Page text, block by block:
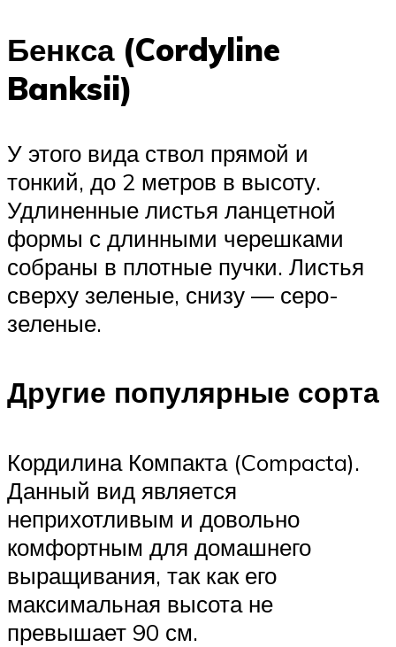
Бенкса (Cordyline
Banksii)
У этого вида ствол прямой и
тонкий, до 2 метров в высоту.
Удлиненные листья ланцетной
формы с длинными черешками
собраны в плотные пучки. Листья
сверху зеленые, снизу — серо-
зеленые.
Другие популярные сорта
Кордилина Компакта (Compacta).
Данный вид является
неприхотливым и довольно
комфортным для домашнего
выращивания, так как его
максимальная высота не
превышает 90 см.